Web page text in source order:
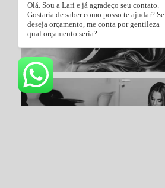
Olá. Sou a Lari e já agradeço seu contato.
Gostaria de saber como posso te ajudar? Se
deseja orçamento, me conta por gentileza
qual orçamento seria?